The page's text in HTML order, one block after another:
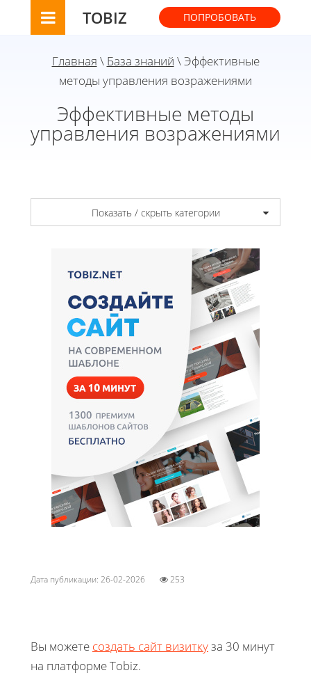
TOBIZ ПОПРОБОВАТЬ
Главная \ База знаний \ Эффективные
методы управления возражениями
Эффективные методы
управления возражениями
Показать / скрыть категории
Дата публикации: 26-02-2026 253
Вы можете создать сайт визиткуза 30 минут
на платформе Tobiz.